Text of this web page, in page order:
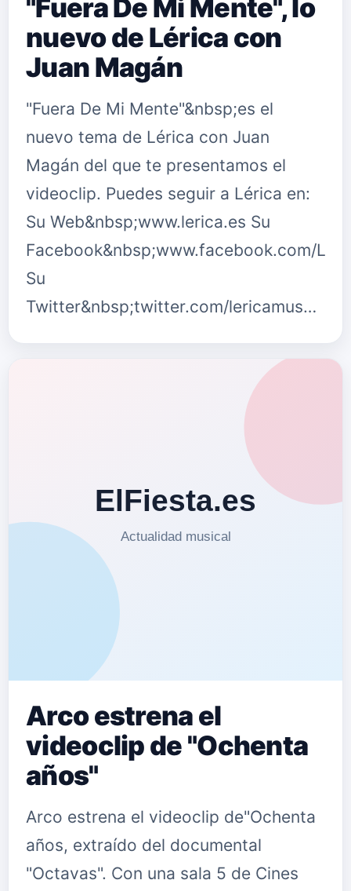
"Fuera De Mi Mente", lo
nuevo de Lérica con
Juan Magán
"Fuera De Mi Mente"&nbsp;es el
nuevo tema de Lérica con Juan
Magán del que te presentamos el
videoclip. Puedes seguir a Lérica en:
Su Web&nbsp;www.lerica.es Su
Facebook&nbsp;www.facebook.com/
Su
Twitter&nbsp;twitter.com/lericamus…
Arco estrena el
videoclip de "Ochenta
años"
Arco estrena el videoclip de"Ochenta
años, extraído del documental
"Octavas". Con una sala 5 de Cines